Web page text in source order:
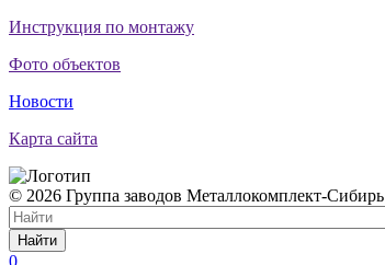
Инструкция по монтажу
Фото объектов
Новости
Карта сайта
© 2026 Группа заводов Металлокомплект-Сибирь
Найти
0